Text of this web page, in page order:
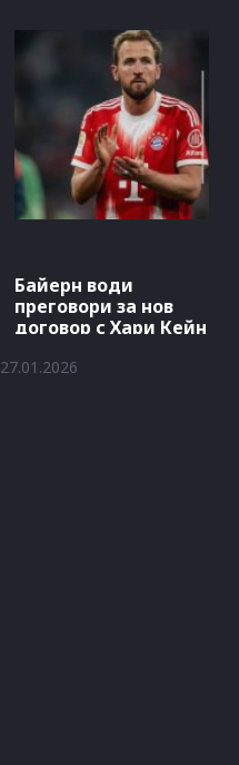
Байерн води
преговори за нов
договор с Хари Кейн
27.01.2026